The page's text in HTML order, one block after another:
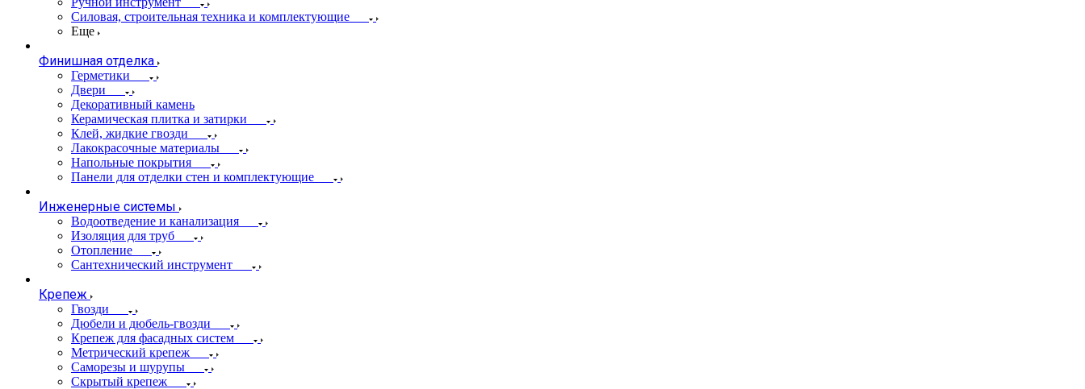
Силовая, строительная техника и комплектующие
Еще
Финишная отделка
Герметики
Двери
Декоративный камень
Керамическая плитка и затирки
Клей, жидкие гвозди
Лакокрасочные материалы
Напольные покрытия
Панели для отделки стен и комплектующие
Инженерные системы
Водоотведение и канализация
Изоляция для труб
Отопление
Сантехнический инструмент
Крепеж
Гвозди
Дюбели и дюбель-гвозди
Крепеж для фасадных систем
Метрический крепеж
Саморезы и шурупы
Скрытый крепеж